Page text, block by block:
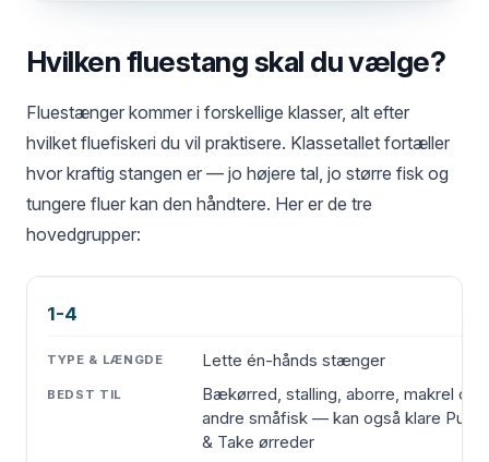
Hvilken fluestang skal du vælge?
Fluestænger kommer i forskellige klasser, alt efter
hvilket fluefiskeri du vil praktisere. Klassetallet fortæller
hvor kraftig stangen er — jo højere tal, jo større fisk og
tungere fluer kan den håndtere. Her er de tre
hovedgrupper:
KLASSE
1-4
Lette én-hånds stænger
Bækørred, stalling, aborre, makrel og
andre småfisk — kan også klare Put
& Take ørreder